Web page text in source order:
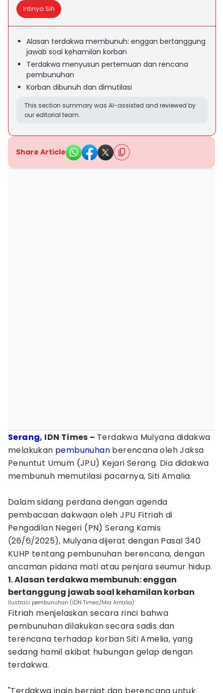
Intinya Sih
Alasan terdakwa membunuh: enggan bertanggung
jawab soal kehamilan korban
Terdakwa menyusun pertemuan dan rencana
pembunuhan
Korban dibunuh dan dimutilasi
This section summary was AI-assisted and reviewed by
our editorial team.
Share Article
Serang, IDN Times – Terdakwa Mulyana didakwa
melakukan pembunuhan berencana oleh Jaksa
Penuntut Umum (JPU) Kejari Serang. Dia didakwa
membunuh memutilasi pacarnya, Siti Amalia.
Dalam sidang perdana dengan agenda
pembacaan dakwaan oleh JPU Fitriah di
Pengadilan Negeri (PN) Serang Kamis
(26/6/2025), Mulyana dijerat dengan Pasal 340
KUHP tentang pembunuhan berencana, dengan
ancaman pidana mati atau penjara seumur hidup.
1. Alasan terdakwa membunuh: enggan
bertanggung jawab soal kehamilan korban
Ilustrasi pembunuhan (IDN Times/Mia Amalia)
Fitriah menjelaskan secara rinci bahwa
pembunuhan dilakukan secara sadis dan
terencana terhadap korban Siti Amelia, yang
sedang hamil akibat hubungan gelap dengan
terdakwa.